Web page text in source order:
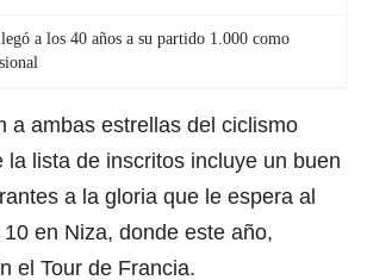
a los 40 años a su partido 1.000 como
a ambas estrellas del ciclismo
la lista de inscritos incluye un buen
a la gloria que le espera al
en Niza, donde este año,
el Tour de Francia.